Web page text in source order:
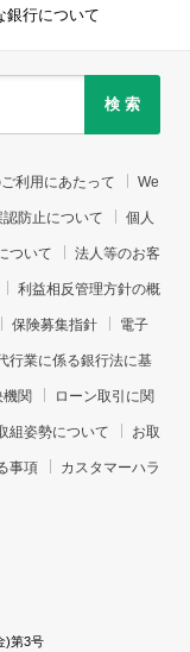
銀行について
検 索
利用にあたって We
防止について 個人
ついて 法人等のお客
利益相反管理方針の概
保険募集指針 電子
行業に係る銀行法に基
関 ローン取引に関
組姿勢について お取
事項 カスタマーハラ
)第3号